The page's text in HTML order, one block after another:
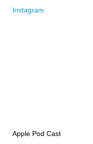
Instagram
Apple Pod Cast